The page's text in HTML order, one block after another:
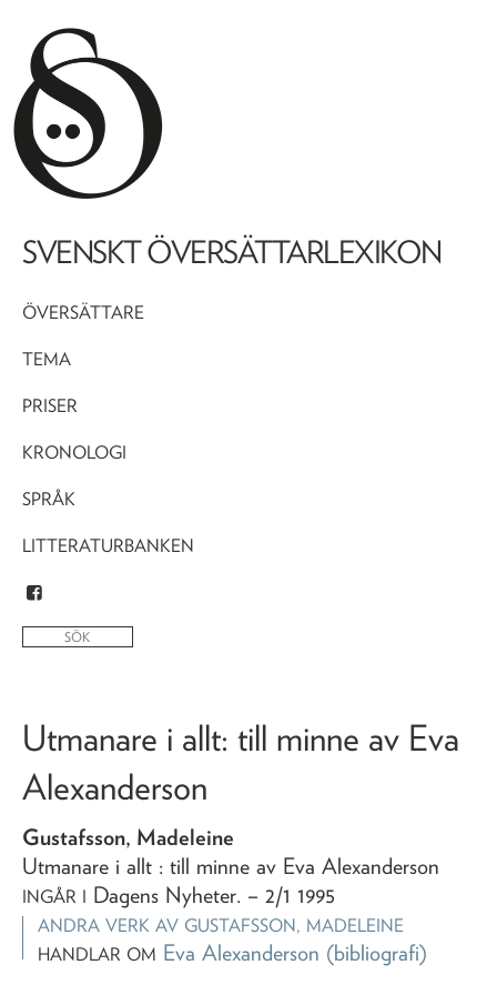
SVENSKT ÖVERSÄTTARLEXIKON
ÖVERSÄTTARE
TEMA
PRISER
KRONOLOGI
SPRÅK
LITTERATURBANKEN
Utmanare i allt: till minne av Eva
Alexanderson
Gustafsson, Madeleine
Utmanare i allt : till minne av Eva Alexanderson
INGÅR I Dagens Nyheter. – 2/1 1995
ANDRA VERK AV GUSTAFSSON, MADELEINE
HANDLAR OM Eva Alexanderson (bibliografi)